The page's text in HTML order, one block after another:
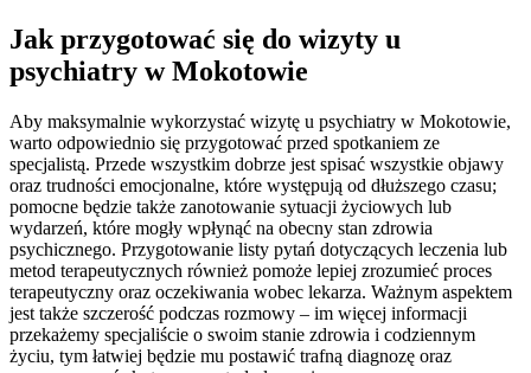
Jak przygotować się do wizyty u
psychiatry w Mokotowie
Aby maksymalnie wykorzystać wizytę u psychiatry w Mokotowie,
warto odpowiednio się przygotować przed spotkaniem ze
specjalistą. Przede wszystkim dobrze jest spisać wszystkie objawy
oraz trudności emocjonalne, które występują od dłuższego czasu;
pomocne będzie także zanotowanie sytuacji życiowych lub
wydarzeń, które mogły wpłynąć na obecny stan zdrowia
psychicznego. Przygotowanie listy pytań dotyczących leczenia lub
metod terapeutycznych również pomoże lepiej zrozumieć proces
terapeutyczny oraz oczekiwania wobec lekarza. Ważnym aspektem
jest także szczerość podczas rozmowy – im więcej informacji
przekażemy specjaliście o swoim stanie zdrowia i codziennym
życiu, tym łatwiej będzie mu postawić trafną diagnozę oraz